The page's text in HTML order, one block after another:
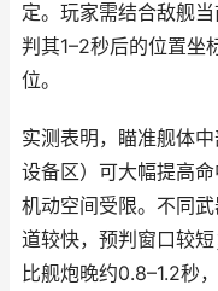
定。玩家需结合敌舰
判其1–2秒后的位置坐
位。
实测表明，瞄准舰体
设备区）可大幅提高
机动空间受限。不同
道较快，预判窗口较
比舰炮晚约0.8–1.2秒